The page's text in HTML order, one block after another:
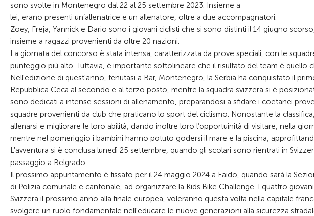
sono svolte in Montenegro dal 22 al 25 settembre 2023. Insieme a
lei, erano presenti un’allenatrice e un allenatore, oltre a due accompagnatori.
Zoey, Freja, Yannick e Dario sono i giovani ciclisti che si sono distinti il 14 giugno
insieme a ragazzi provenienti da oltre 20 nazioni.
La giornata del concorso è stata intensa, caratterizzata da prove speciali, con le
punteggio più alto. Tuttavia, è importante sottolineare che il risultato del team è quello
Nell'edizione di quest'anno, tenutasi a Bar, Montenegro, la Serbia ha conquistato il
Repubblica Ceca al secondo e al terzo posto, mentre la squadra svizzera si è
sono dedicati a intense sessioni di allenamento, preparandosi a sfidare i coetanei
squadre provenienti da club che praticano lo sport del ciclismo. Nonostante la
allenarsi e migliorare le loro abilità, dando inoltre loro l’opportuinità di visitare, nella
mentre nel pomeriggio i bambini hanno potuto godersi il mare e la piscina,
L'avventura si è conclusa lunedì 25 settembre, quando gli scolari sono rientrati in
passaggio a Belgrado.
Il prossimo appuntamento è fissato per il 24 maggio 2024 a Faido, quando sarà la
di Polizia comunale e cantonale, ad organizzare la Kids Bike Challenge. I quattro
Svizzera il prossimo anno alla finale europea, voleranno questa volta nella capitale
svolgere un ruolo fondamentale nell'educare le nuove generazioni alla sicurezza